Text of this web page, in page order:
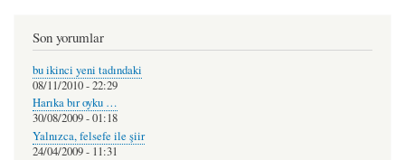
Son yorumlar
bu ikinci yeni tadındaki
08/11/2010 - 22:29
Harıka bır oyku …
30/08/2009 - 01:18
Yalnızca, felsefe ile şiir
24/04/2009 - 11:31